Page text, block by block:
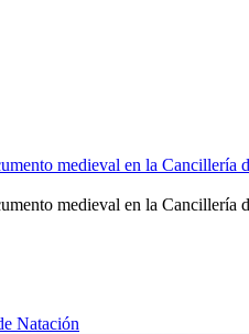
medieval en la Cancillería
medieval en la Cancillería
Natación